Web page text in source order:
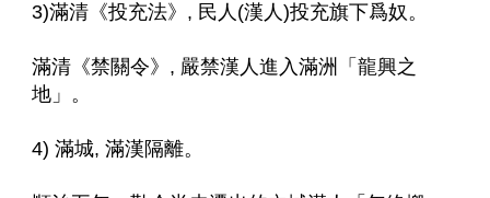
3)滿清《投充法》, 民人(漢人)投充旗下爲奴。
滿清《禁關令》, 嚴禁漢人進入滿洲「龍興之
地」。
4) 滿城, 滿漢隔離。